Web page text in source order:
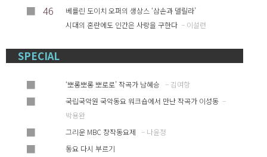
■ 46
베를린 도이치 오퍼의 생상스 ‘삼손과 델릴라’
시대의 혼란에도 인간은 사랑을 구한다 – 이설련
SPECIAL
■
‘뽀롱뽀롱 뽀로로’ 작곡가 남혜승 – 김여항
■ 국립국악원 국악동요 워크숍에서 만난 작곡가 이성동 –
박용완
■ 그리운 MBC 창작동요제 – 나윤정
■ 동요 다시 부르기